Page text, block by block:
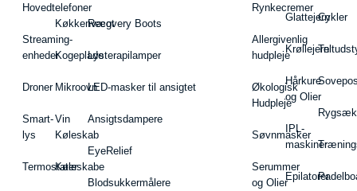
Hovedtelefoner
Streaming-
enheder
Droner
Smart-
lys
Termostater
Køkkenvægt
Kogeplade
Mikroovn
Vin
Køleskab
Køleskabe
Recovery Boots
Lysterapilamper
LED-masker til ansigtet
Ansigtsdampere
EyeRelief
Blodsukkermålere
Rynkecremer
Allergivenlig
hudpleje
Økologisk
Hudpleje
Søvnmasker
Serummer
og Olier
Glattejern
Krøllejern
Hårkure
og Olier
IPL-
maskiner
Epilatorer
Cykler